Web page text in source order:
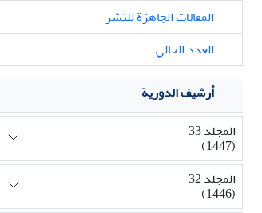
المقالات الجاهزة للنشر
العدد الحالي
أرشيف الدورية
المجلد 33
(1447)
المجلد 32
(1446)